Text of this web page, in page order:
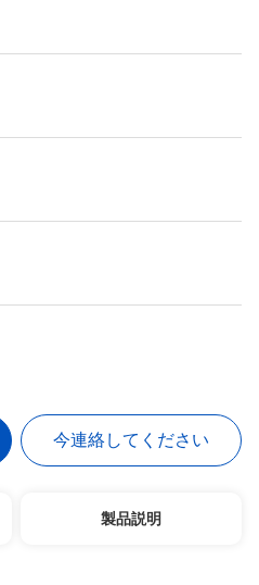
今連絡してください
製品説明